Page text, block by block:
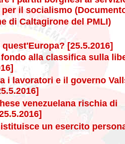
il socialismo
di Caltagirone del PMLI)
[25.5.2016]
alla classifica sulla
i lavoratori e il governo
venezuelana rischia di
un esercito